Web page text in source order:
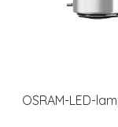
OSRAM-LED-